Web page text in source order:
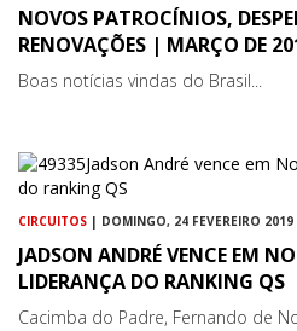
NOVOS PATROCÍNIOS,
RENOVAÇÕES | MARÇO DE
Boas notícias vindas do Brasil...
CIRCUITOS | DOMINGO, 24 FEVEREIRO 2019
JADSON ANDRÉ VENCE EM
LIDERANÇA DO RANKING QS
Cacimba do Padre, Fernando de